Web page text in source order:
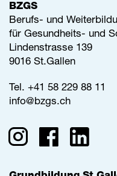
BZGS
Berufs- und
für Gesundheits- und
Lindenstrasse 139
9016 St.Gallen
Tel. +41 58 229 88 11
info@bzgs.ch